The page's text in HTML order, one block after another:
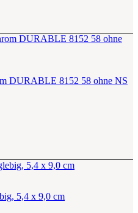
DURABLE 8152 58 ohne NS
5,4 x 9,0 cm